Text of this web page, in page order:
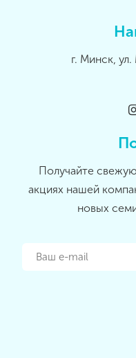
г. Минск,
Получайте
акциях нашей
новых